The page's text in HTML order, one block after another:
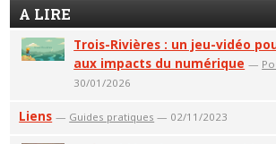
A LIRE
Trois-Rivières : un jeu-vidéo
aux impacts du numérique —
30/01/2026
Liens — Guides pratiques — 02/11/2023